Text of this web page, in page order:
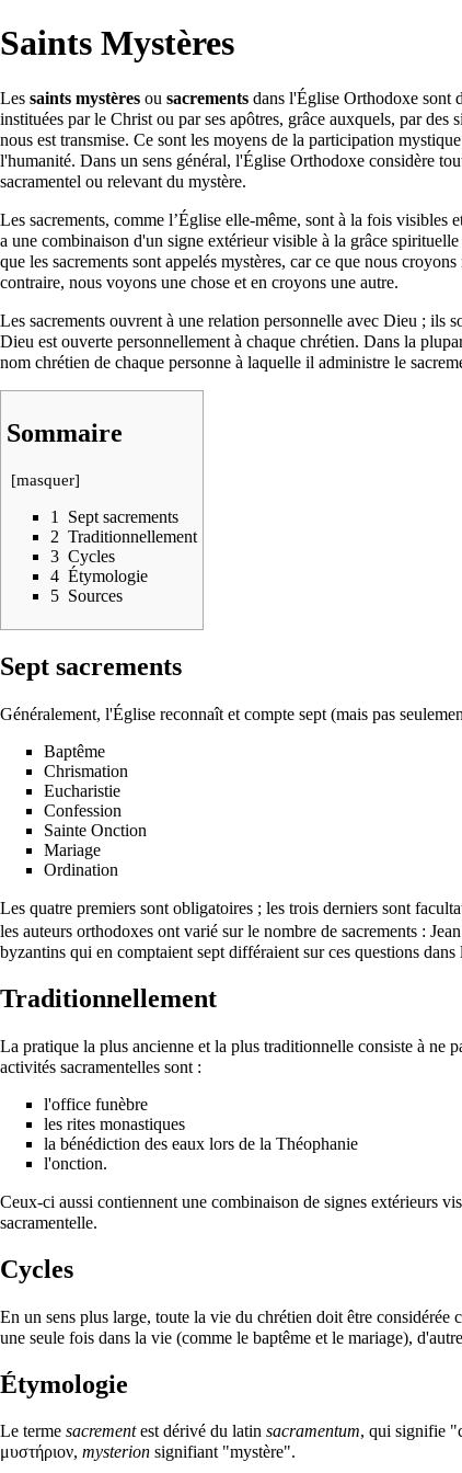
Saints Mystères
Les saints mystères ou sacrements dans l'Église Orthodoxe sont
instituées par le Christ ou par ses apôtres, grâce auxquels, par des
nous est transmise. Ce sont les moyens de la participation
l'humanité. Dans un sens général, l'Église Orthodoxe considère
sacramentel ou relevant du mystère.
Les sacrements, comme l’Église elle-même, sont à la fois visibles
a une combinaison d'un signe extérieur visible à la grâce
que les sacrements sont appelés mystères, car ce que nous
contraire, nous voyons une chose et en croyons une autre.
Les sacrements ouvrent à une relation personnelle avec Dieu ; ils
Dieu est ouverte personnellement à chaque chrétien. Dans la
nom chrétien de chaque personne à laquelle il administre le
Sommaire
[masquer]
1
Sept sacrements
2 Traditionnellement
3 Cycles
4 Étymologie
5 Sources
Sept sacrements
Généralement, l'Église reconnaît et compte sept (mais pas
Baptême
Chrismation
Eucharistie
Confession
Sainte Onction
Mariage
Ordination
Les quatre premiers sont obligatoires ; les trois derniers sont
les auteurs orthodoxes ont varié sur le nombre de sacrements :
byzantins qui en comptaient sept différaient sur ces questions dans
Traditionnellement
La pratique la plus ancienne et la plus traditionnelle consiste à ne
activités sacramentelles sont :
l'office funèbre
les rites monastiques
la bénédiction des eaux lors de la Théophanie
l'onction.
Ceux-ci aussi contiennent une combinaison de signes extérieurs
sacramentelle.
Cycles
En un sens plus large, toute la vie du chrétien doit être considérée
une seule fois dans la vie (comme le baptême et le mariage),
Étymologie
Le terme sacrementest dérivé du latin sacramentum, qui signifie
μυστήριον, mysterion signifiant "mystère".